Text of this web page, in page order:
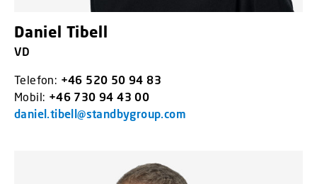
Daniel Tibell
VD
Telefon: +46 520 50 94 83
Mobil: +46 730 94 43 00
daniel.tibell@standbygroup.com